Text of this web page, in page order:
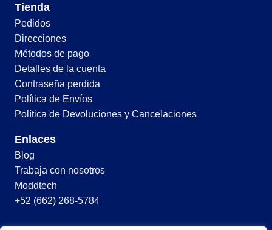
Tienda
Pedidos
Direcciones
Métodos de pago
Detalles de la cuenta
Contraseña perdida
Política de Envíos
Política de Devoluciones y Cancelaciones
Enlaces
Blog
Trabaja con nosotros
Moddtech
+52 (662) 268-5784